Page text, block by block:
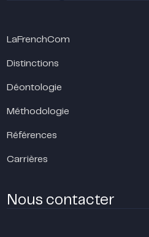
LaFrenchCom
Distinctions
Déontologie
Méthodologie
Références
Carrières
Nous contacter